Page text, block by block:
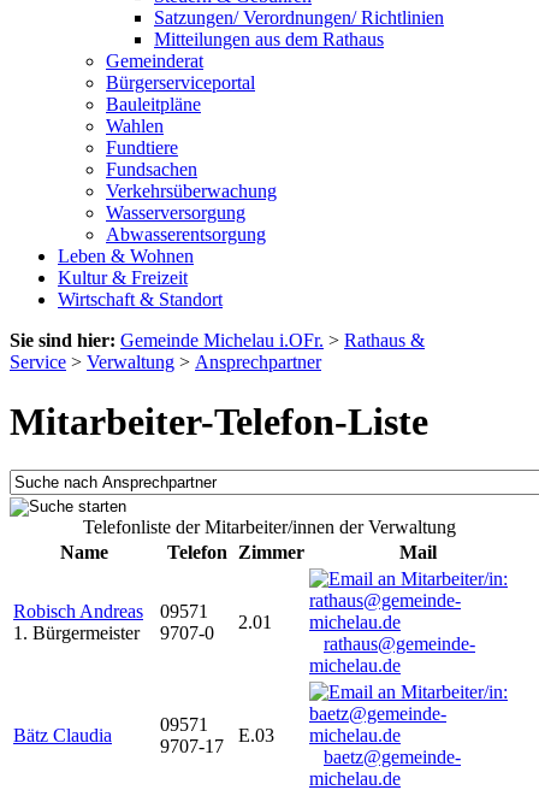
Satzungen/ Verordnungen/ Richtlinien
Mitteilungen aus dem Rathaus
Gemeinderat
Bürgerserviceportal
Bauleitpläne
Wahlen
Fundtiere
Fundsachen
Verkehrsüberwachung
Wasserversorgung
Abwasserentsorgung
Leben & Wohnen
Kultur & Freizeit
Wirtschaft & Standort
Sie sind hier: Gemeinde Michelau i.OFr. > Rathaus &
Service > Verwaltung > Ansprechpartner
Mitarbeiter-Telefon-Liste
Telefonliste der Mitarbeiter/innen der Verwaltung
Name
Telefon Zimmer Mail
Robisch Andreas
1. Bürgermeister
09571
9707-0
2.01
rathaus@gemeinde-
michelau.de
Bätz Claudia
09571
9707-17
E.03
baetz@gemeinde-
michelau.de